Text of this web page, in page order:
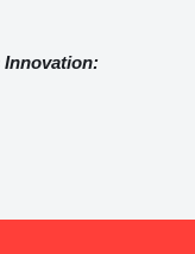
Innovation: